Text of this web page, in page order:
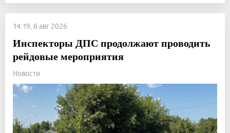
14:19, 6 авг 2026
Инспекторы ДПС продолжают проводить
рейдовые мероприятия
Новости